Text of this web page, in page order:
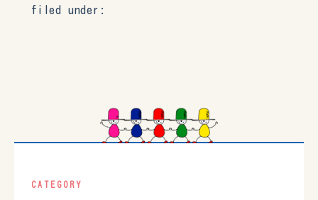
filed under:
CATEGORY